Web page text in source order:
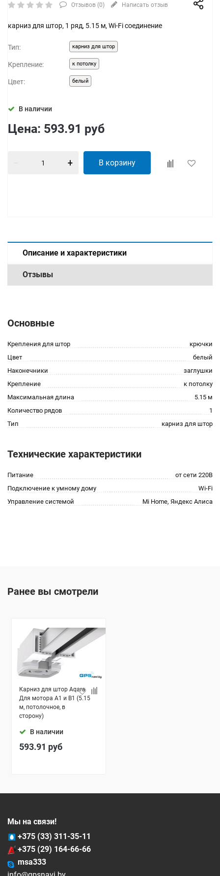
Отзывов (0) Написать отзыв
карниз для штор, 1 ряд, 5.15 м, Wi-Fi соединение
Тип: карниз для штор
Крепление: к потолку
Цвет: белый
В наличии
Цена: 593.91 руб
В корзину
Описание и характеристики
Отзывы
Основные
Крепления для штор
крючки
Цвет
белый
Наконечники
заглушки
Крепление
к потолку
Максимальная длина
5.15 м
Количество рядов
1
Тип
карниз для штор
Технические характеристики
Питание
от сети 220В
Подключение к умному дому
Wi-Fi
Управление системой
Mi Home, Яндекс Алиса
Ранее вы смотрели
Карниз для штор Aqara
Для мотора A1 и B1 (5.15
м, потолочное, в
сторону)
В наличии
593.91 руб
Мы на связи!
+375 (33) 311-35-11
+375 (29) 164-66-66
msa333